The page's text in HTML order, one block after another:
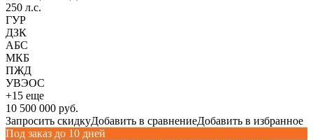
250 л.с.
ГУР
ДЗК
АБС
МКБ
ПЖД
УВЭОС
+15 еще
10 500 000 руб.
Запросить скидкуДобавить в сравнениеДобавить в избранное
Под заказ до 10 дней